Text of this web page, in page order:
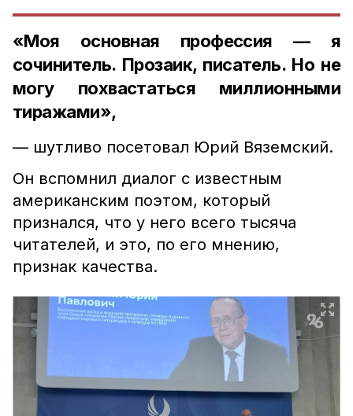
«Моя основная профессия — я
сочинитель. Прозаик, писатель. Но не
могу похвастаться миллионными
тиражами»,
— шутливо посетовал Юрий Вяземский.
Он вспомнил диалог с известным
американским поэтом, который
признался, что у него всего тысяча
читателей, и это, по его мнению,
признак качества.